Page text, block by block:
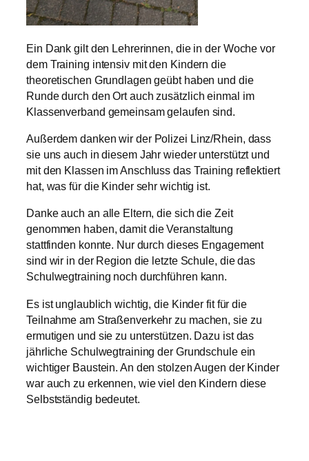
Ein Dank gilt den Lehrerinnen, die in der Woche vor
dem Training intensiv mit den Kindern die
theoretischen Grundlagen geübt haben und die
Runde durch den Ort auch zusätzlich einmal im
Klassenverband gemeinsam gelaufen sind.
Außerdem danken wir der Polizei Linz/Rhein, dass
sie uns auch in diesem Jahr wieder unterstützt und
mit den Klassen im Anschluss das Training reflektiert
hat, was für die Kinder sehr wichtig ist.
Danke auch an alle Eltern, die sich die Zeit
genommen haben, damit die Veranstaltung
stattfinden konnte. Nur durch dieses Engagement
sind wir in der Region die letzte Schule, die das
Schulwegtraining noch durchführen kann.
Es ist unglaublich wichtig, die Kinder fit für die
Teilnahme am Straßenverkehr zu machen, sie zu
ermutigen und sie zu unterstützen. Dazu ist das
jährliche Schulwegtraining der Grundschule ein
wichtiger Baustein. An den stolzen Augen der Kinder
war auch zu erkennen, wie viel den Kindern diese
Selbstständig bedeutet.